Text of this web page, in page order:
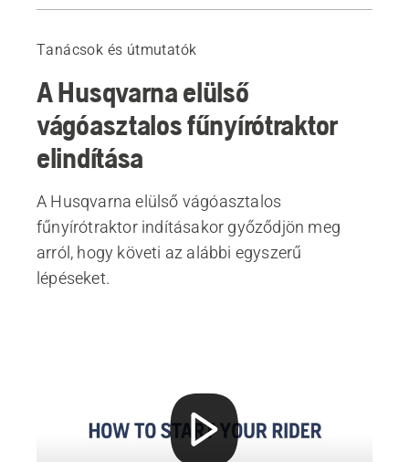
Tanácsok és útmutatók
A Husqvarna elülső
vágóasztalos fűnyírótraktor
elindítása
A Husqvarna elülső vágóasztalos
fűnyírótraktor indításakor győződjön meg
arról, hogy követi az alábbi egyszerű
lépéseket.